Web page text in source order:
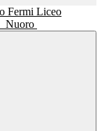
Liceo
Nuoro